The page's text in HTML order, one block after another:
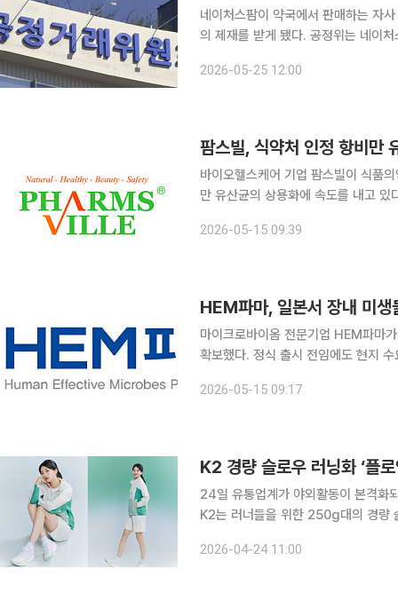
네이처스팜이 약국에서 판매하는 자
의 제재를 받게 됐다. 공정위는 네이처스팜이 약국에 공급하는 자사 건강기능식품의 판매 가격을 정
고 25일 밝혔다. 네이처스
2026-05-25 12:00
바이오헬스케어 기업 팜스빌이 식품
만 유산균의 상용화에 속도를 내고
(Qoo10), 라쿠텐(Rakuten) 등 입점
2026-05-15 09:39
HEM파마, 일본서 장내 미
마이크로바이옴 전문기업 HEM파마
확보했다. 정식 출시 전임에도 현지
략이다. HEM파마는 일본 시장에
2026-05-15 09:17
24일 유통업계가 야외활동이 본격화
K2는 러너들을 위한 250g대의 경량
성장기 아이들을 위한 ‘마시는 프로
2026-04-24 11:00